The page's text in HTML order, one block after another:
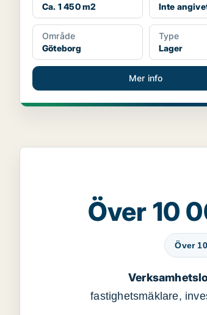
Ca. 1 450 m2
Inte
Område
Göteborg
Type
Lager
Mer info
Över 10
Över
fastighetsmäklare,